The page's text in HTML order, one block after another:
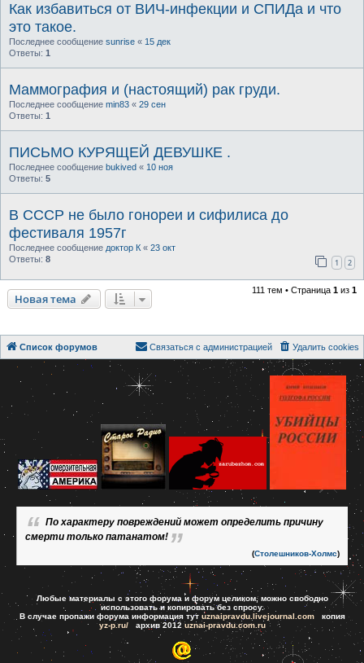
Как избавиться от ВИЧ-инфекции и СПИДа и что
это такое.
Последнее сообщение sunrise « 15 дек
Ответы: 1
Маммография и (настоящий) рак груди.
Последнее сообщение min83 « 29 сен
Ответы: 1
ПИСЬМО КУРЯЩЕЙ ДЕВУШКЕ .
Последнее сообщение bukived « 10 ноя
Ответы: 5
В СССР не было гонореи и сифилиса до
фестиваля 1957г
Последнее сообщение доктор К « 23 окт
Ответы: 8 1 2
Новая тема
111 тем • Страница 1 из 1
Список форумов Удалить cookies
Связаться с администрацией
По характеру повреждений может определить причину
смерти только патанатом!
(Столешников-Холмс)
Любые материалы с этого форума и форум целиком, можно свободно
использовать и копировать без спросу.
В случае пропажи форума информация тут uznaipravdu.livejournal.comкопия
yz-p.ru/архив 2012uznai-pravdu.com.ru